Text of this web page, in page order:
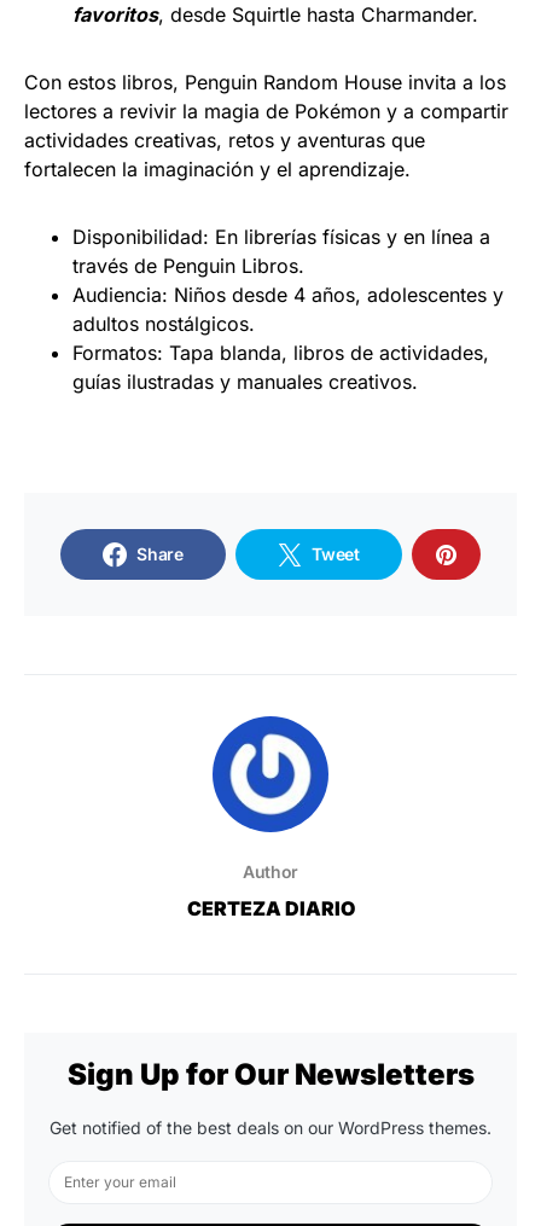
favoritos, desde Squirtle hasta Charmander.
Con estos libros, Penguin Random House invita a los
lectores a revivir la magia de Pokémon y a compartir
actividades creativas, retos y aventuras que
fortalecen la imaginación y el aprendizaje.
Disponibilidad: En librerías físicas y en línea a
través de Penguin Libros.
Audiencia: Niños desde 4 años, adolescentes y
adultos nostálgicos.
Formatos: Tapa blanda, libros de actividades,
guías ilustradas y manuales creativos.
Share Tweet
Author
CERTEZA DIARIO
Sign Up for Our Newsletters
Get notified of the best deals on our WordPress themes.